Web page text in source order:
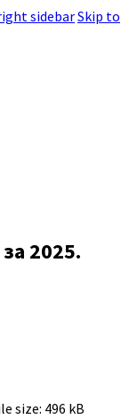
sidebarSkip to
2025.
size: 496 kB